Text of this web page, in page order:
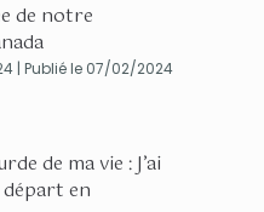
de notre
| Publié le 07/02/2024
de ma vie : J’ai
en